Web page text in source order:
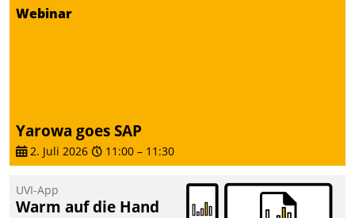
Datatrain ermöglicht
datengestützte
Entscheidungen.
Webinar
Yarowa goes SAP
2. Juli 2026 11:00 – 11:30
UVI-App
Warm auf die Hand